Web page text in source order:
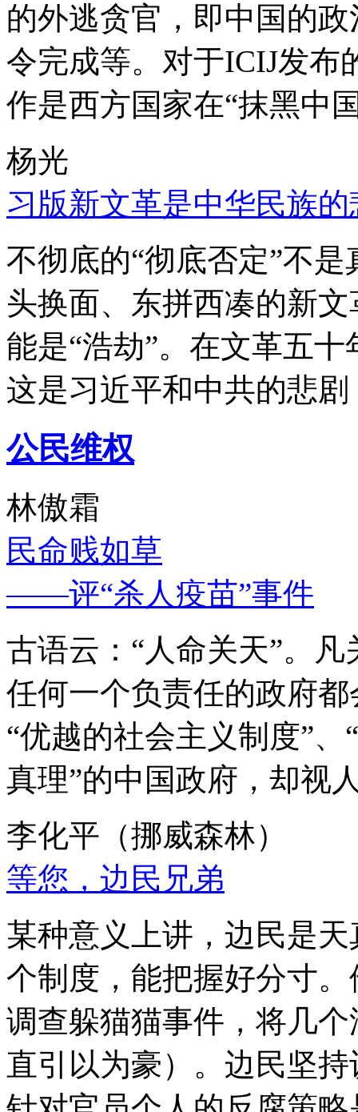
的外逃贪官，即中国的
令完成等。对于ICIJ发布
作是西方国家在“抹黑中
杨光
习版新文革是中华民族的
不彻底的“彻底否定”不
头换面、东拼西凑的新
能是“浩劫”。在文革五
这是习近平和中共的悲
公民维权
林傲霜
民命贱如草
——评“杀人疫苗”事件
古语云：“人命关天”。
任何一个负责任的政府
“优越的社会主义制度”
真理”的中国政府，却视
李化平（挪威森林）
等您，边民兄弟
某种意义上讲，边民是
个制度，能把握好分寸
调查躲猫猫事件，将几
直引以为豪）。边民坚